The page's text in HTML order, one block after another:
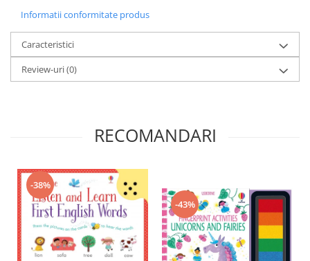
Informatii conformitate produs
Caracteristici
Review-uri(0)
RECOMANDARI
-38%
-43%